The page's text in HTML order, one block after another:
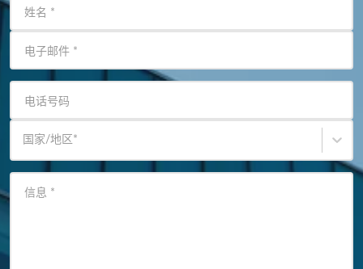
姓名 *
电子邮件 *
电话号码
国家/地区 *
信息 *